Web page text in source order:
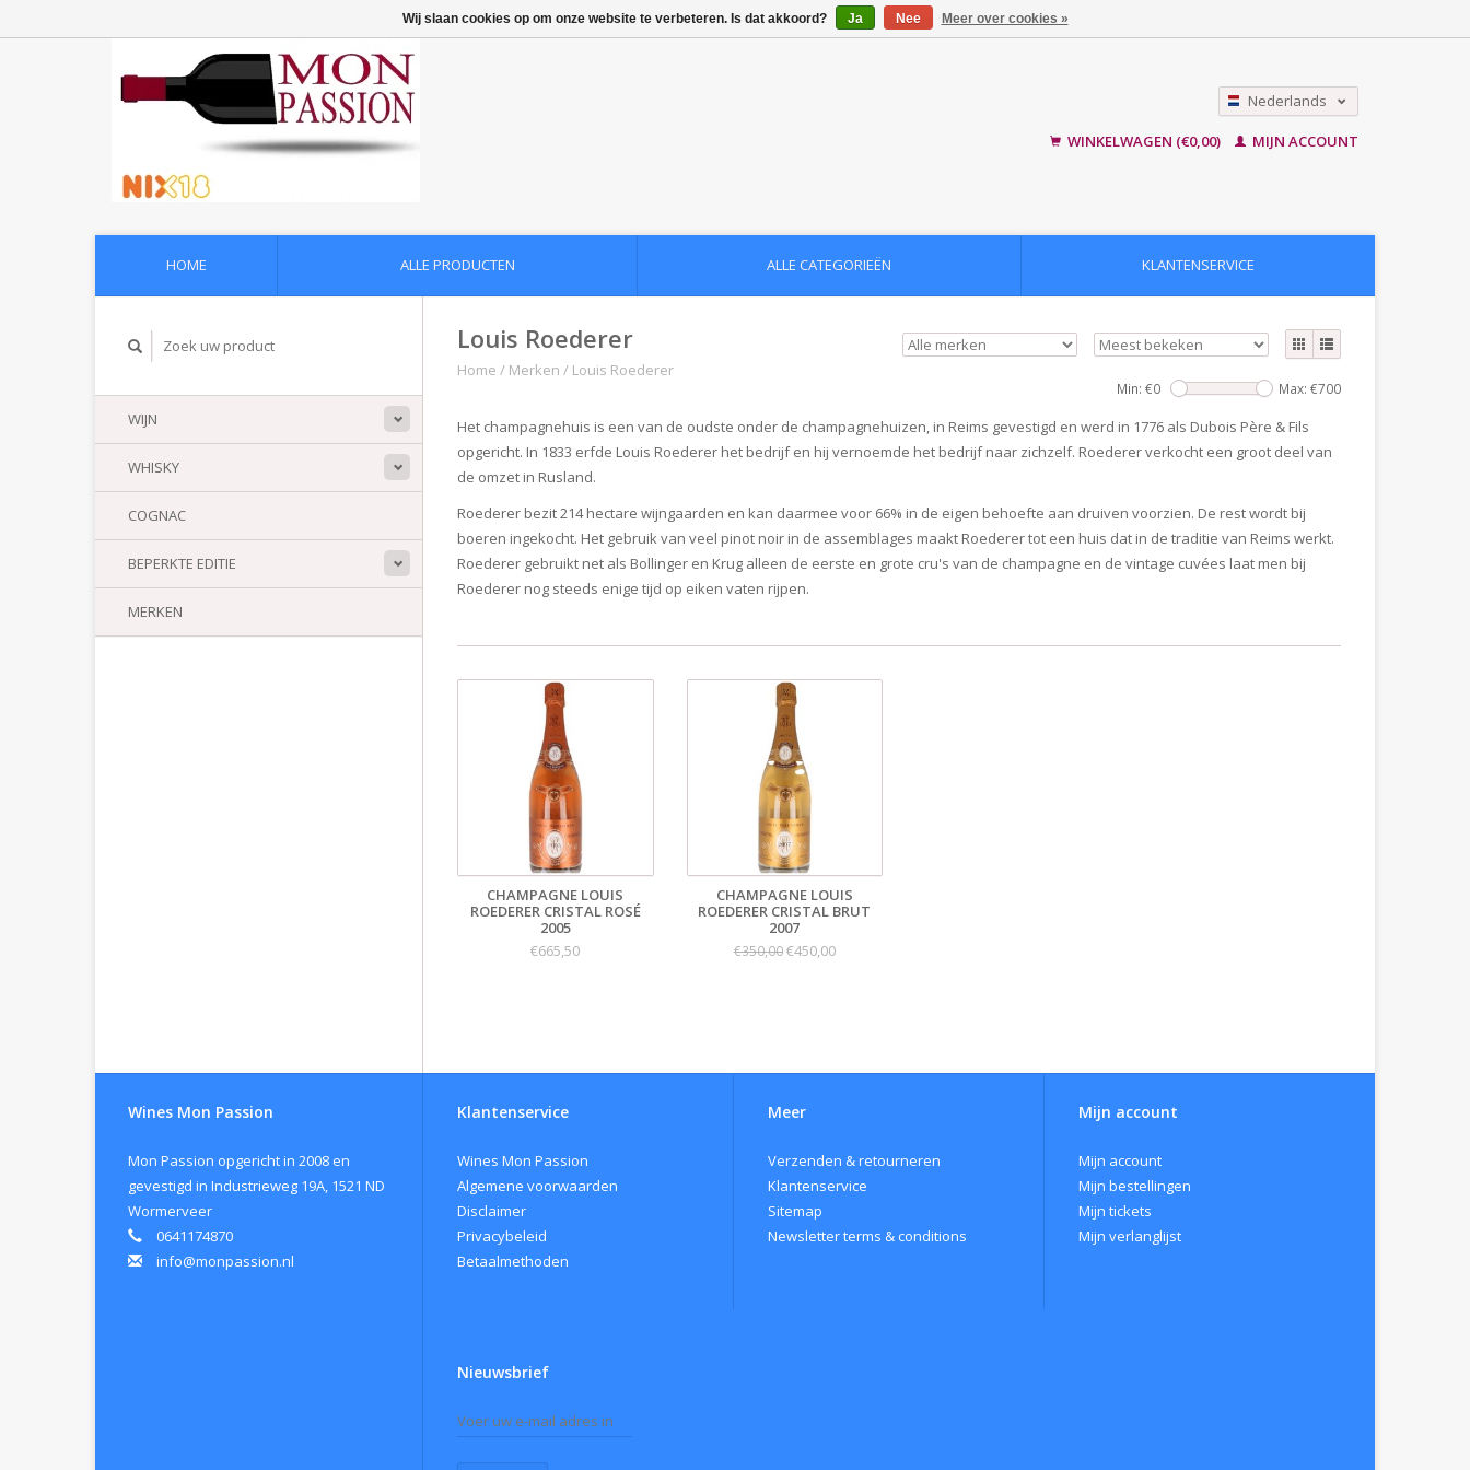
Nederlands
WINKELWAGEN (€0,00) MIJN ACCOUNT
HOME ALLE PRODUCTEN ALLE CATEGORIEËN KLANTENSERVICE
WIJN
WHISKY
COGNAC
BEPERKTE EDITIE
MERKEN
Louis Roederer
Home / Merken / Louis Roederer
Min: €0 Max: €700
Het champagnehuis is een van de oudste onder de champagnehuizen, in Reims gevestigd en werd in 1776 als Dubois Père & Fils
opgericht. In 1833 erfde Louis Roederer het bedrijf en hij vernoemde het bedrijf naar zichzelf. Roederer verkocht een groot deel van
de omzet in Rusland.
Roederer bezit 214 hectare wijngaarden en kan daarmee voor 66% in de eigen behoefte aan druiven voorzien. De rest wordt bij
boeren ingekocht. Het gebruik van veel pinot noir in de assemblages maakt Roederer tot een huis dat in de traditie van Reims werkt.
Roederer gebruikt net als Bollinger en Krug alleen de eerste en grote cru's van de champagne en de vintage cuvées laat men bij
Roederer nog steeds enige tijd op eiken vaten rijpen.
CHAMPAGNE LOUIS
ROEDERER CRISTAL ROSÉ
2005
€665,50
CHAMPAGNE LOUIS
ROEDERER CRISTAL BRUT
2007
€350,00€450,00
Wines Mon Passion
Mon Passion opgericht in 2008 en
gevestigd in Industrieweg 19A, 1521 ND
Wormerveer
0641174870
info@monpassion.nl
Klantenservice
Wines Mon Passion
Algemene voorwaarden
Disclaimer
Privacybeleid
Betaalmethoden
Meer
Verzenden & retourneren
Klantenservice
Sitemap
Newsletter terms & conditions
Mijn account
Mijn account
Mijn bestellingen
Mijn tickets
Mijn verlanglijst
Nieuwsbrief
Wij slaan cookies op om onze website te verbeteren. Is dat akkoord? Ja Nee Meer over cookies »